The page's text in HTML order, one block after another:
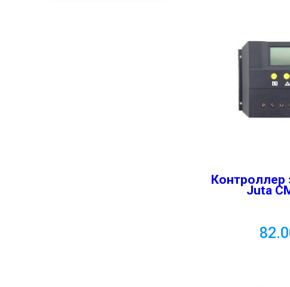
Контроллер
Juta